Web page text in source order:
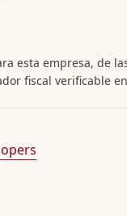
esta empresa, de
fiscal verificable